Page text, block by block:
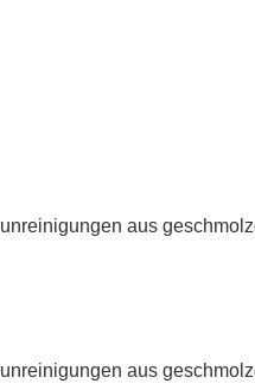
aus
aus